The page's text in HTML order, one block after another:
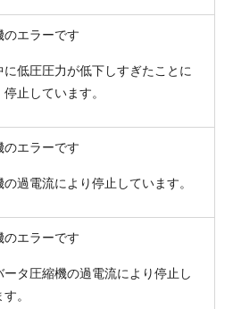
のエラーです
に低圧圧力が低下しすぎたことに
停止しています。
のエラーです
の過電流により停止しています。
のエラーです
ータ圧縮機の過電流により停止し
。
その他